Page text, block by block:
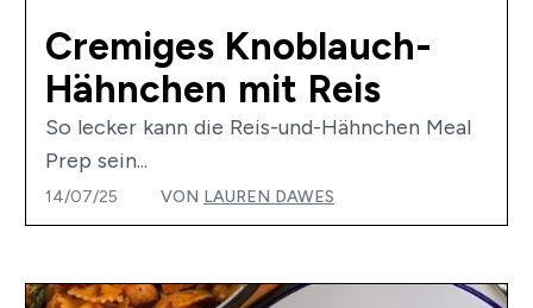
Cremiges Knoblauch-
Hähnchen mit Reis
So lecker kann die Reis-und-Hähnchen Meal
Prep sein...
14/07/25 VON LAUREN DAWES